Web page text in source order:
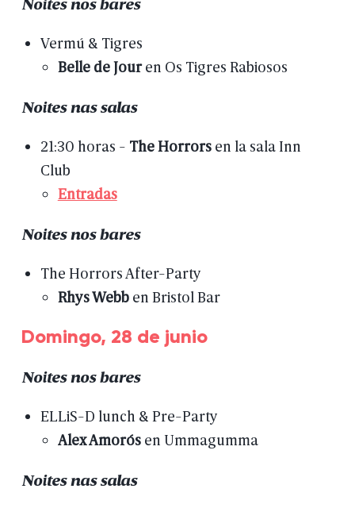
Vermú & Tigres
BelledeJouren Os Tigres Rabiosos
Noitesnassalas
21:30 horas - TheHorrorsen lasalaInn
Club
Entradas
Noitesnosbares
The Horrors After-Party
RhysWebben Bristol Bar
Domingo, 28 de junio
Noitesnosbares
ELLiS-D lunch & Pre-Party
AlexAmorósen Ummagumma
Noitesnassalas